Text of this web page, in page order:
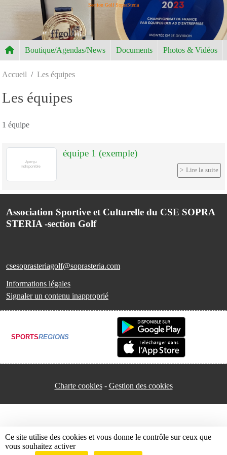
Section Golf SopraSteria
Boutique/Agendas/News Documents Photos & Vidéos
Accueil Les équipes
Les équipes
1 équipe
équipe 1 (exemple)
Lire la suite
Association Sportive et Culturelle du CSE SOPRA
STERIA -section Golf
csesoprasteriagolf@soprasteria.com
Informations légales
Signaler un contenu inapproprié
SPORTSREGIONS
Charte cookies Gestion des cookies
Panneau de gestion des cookies
Ce site utilise des cookies et vous donne le contrôle sur ceux que
vous souhaitez activer